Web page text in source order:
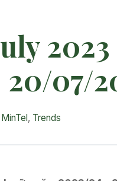
2023
07/
MinTel, Trends